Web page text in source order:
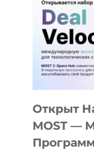
AI
Открыт
MOST —